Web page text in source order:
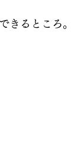
きるところ。